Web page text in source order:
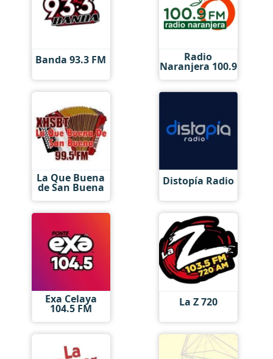
Banda 93.3 FM Radio
Naranjera 100.9
La Que Buena
de San Buena Distopía Radio
Exa Celaya
104.5 FM La Z 720